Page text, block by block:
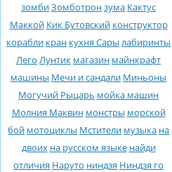
зомбиЗомботронзума Кактус
Маккой Кик Бутовский конструктор
корабли кран кухня Сары лабиринты
Лего Лунтик магазин майнкрафт
машины Мечи и сандали Миньоны
Могучий Рыцарь мойка машин
Молния Маквин монстры морской
бой мотоциклы Мстители музыка на
двоих на русском языке найди
отличия Наруто ниндзя Ниндзя го